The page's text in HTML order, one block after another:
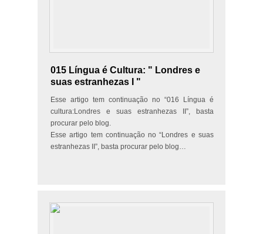
015 Língua é Cultura: " Londres e
suas estranhezas I "
Esse artigo tem continuação no “016 Língua é
cultura:Londres e suas estranhezas II”, basta
procurar pelo blog.
Esse artigo tem continuação no “Londres e suas
estranhezas II”, basta procurar pelo blog…